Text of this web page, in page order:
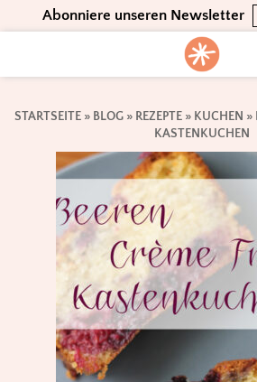
to
navigation
to
content
to
Abonniere unseren Newsletter
STARTSEITE» BLOG» REZEPTE» KUCHEN »
KASTENKUCHEN